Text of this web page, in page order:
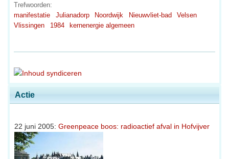
Actie
22 juni 2005: Greenpeace boos: radioactief afval in Hofvijver
Trefwoorden:
manifestatie
Julianadorp Noordwijk Nieuwvliet-bad
Velsen
Vlissingen
1984 kernenergie algemeen